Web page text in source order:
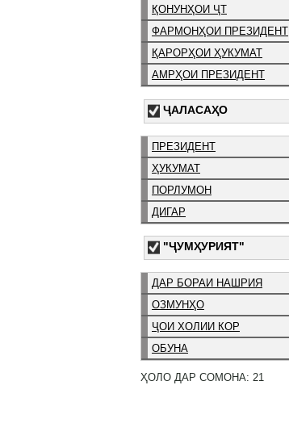
ҚОНУНҲОИ ҶТ
ФАРМОНҲОИ ПРЕЗИДЕНТ
ҚАРОРҲОИ ҲУКУМАТ
АМРҲОИ ПРЕЗИДЕНТ
ҶАЛАСАҲО
ПРЕЗИДЕНТ
ҲУКУМАТ
ПОРЛУМОН
ДИГАР
"ҶУМҲУРИЯТ"
ДАР БОРАИ НАШРИЯ
ОЗМУНҲО
ҶОИ ХОЛИИ КОР
ОБУНА
ҲОЛО ДАР СОМОНА: 21